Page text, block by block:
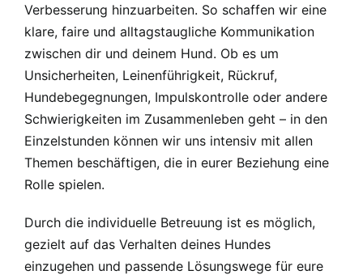
Verbesserung hinzuarbeiten. So schaffen wir eine
klare, faire und alltagstaugliche Kommunikation
zwischen dir und deinem Hund. Ob es um
Unsicherheiten, Leinenführigkeit, Rückruf,
Hundebegegnungen, Impulskontrolle oder andere
Schwierigkeiten im Zusammenleben geht – in den
Einzelstunden können wir uns intensiv mit allen
Themen beschäftigen, die in eurer Beziehung eine
Rolle spielen.
Durch die individuelle Betreuung ist es möglich,
gezielt auf das Verhalten deines Hundes
einzugehen und passende Lösungswege für eure